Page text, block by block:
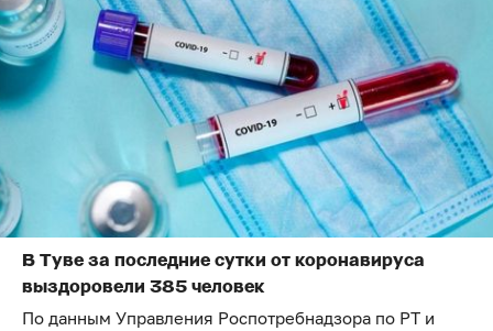
В Туве за последние сутки от коронавируса
выздоровели 385 человек
По данным Управления Роспотребнадзора по РТ и